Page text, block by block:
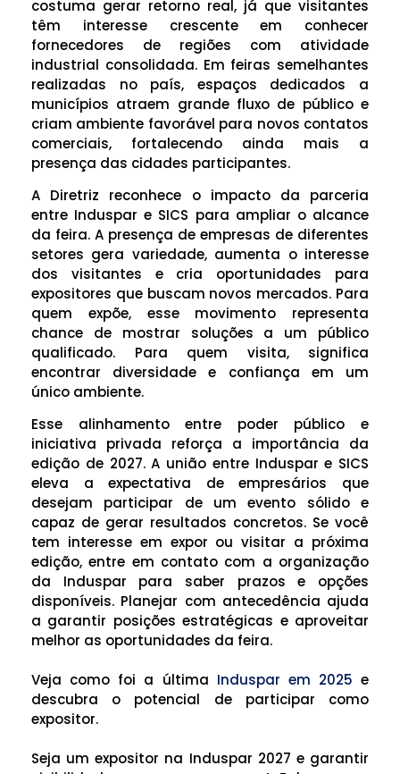
costuma gerar retorno real, já que visitantes
têm interesse crescente em conhecer
fornecedores de regiões com atividade
industrial consolidada. Em feiras semelhantes
realizadas no país, espaços dedicados a
municípios atraem grande fluxo de público e
criam ambiente favorável para novos contatos
comerciais, fortalecendo ainda mais a
presença das cidades participantes.
A Diretriz reconhece o impacto da parceria
entre Induspar e SICS para ampliar o alcance
da feira. A presença de empresas de diferentes
setores gera variedade, aumenta o interesse
dos visitantes e cria oportunidades para
expositores que buscam novos mercados. Para
quem expõe, esse movimento representa
chance de mostrar soluções a um público
qualificado. Para quem visita, significa
encontrar diversidade e confiança em um
único ambiente.
Esse alinhamento entre poder público e
iniciativa privada reforça a importância da
edição de 2027. A união entre Induspar e SICS
eleva a expectativa de empresários que
desejam participar de um evento sólido e
capaz de gerar resultados concretos. Se você
tem interesse em expor ou visitar a próxima
edição, entre em contato com a organização
da Induspar para saber prazos e opções
disponíveis. Planejar com antecedência ajuda
a garantir posições estratégicas e aproveitar
melhor as oportunidades da feira.
Veja como foi a última Induspar em 2025 e
descubra o potencial de participar como
expositor.
Seja um expositor na Induspar 2027 e garantir